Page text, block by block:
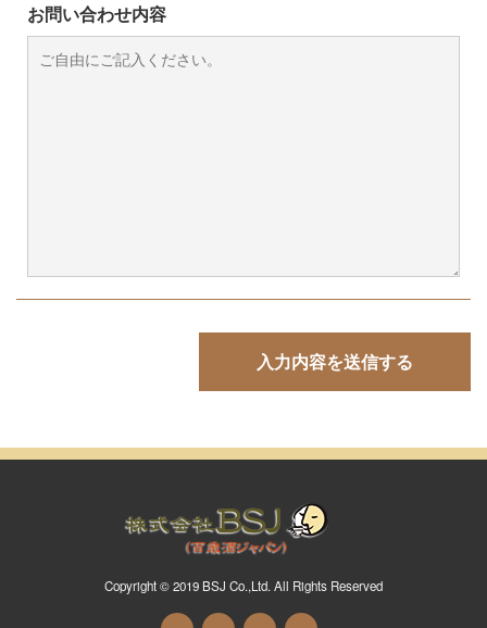
お問い合わせ内容
Copyright © 2019 BSJ Co.,Ltd. All Rights Reserved